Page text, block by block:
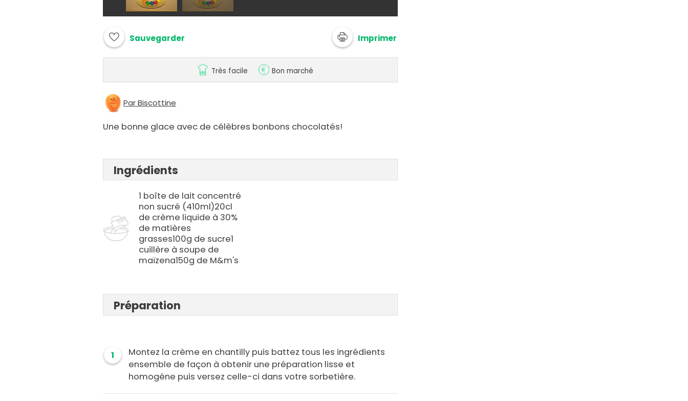
Sauvegarder Imprimer
Très facile Bon marché
Par Biscottine
Une bonne glace avec de célèbres bonbons chocolatés!
Ingrédients
1 boîte de lait concentré
non sucré (410ml)20cl
de crème liquide à 30%
de matières
grasses100g de sucre1
cuillère à soupe de
maïzena150g de M&m's
Préparation
1
Montez la crème en chantilly puis battez tous les ingrédients
ensemble de façon à obtenir une préparation lisse et
homogène puis versez celle-ci dans votre sorbetière.